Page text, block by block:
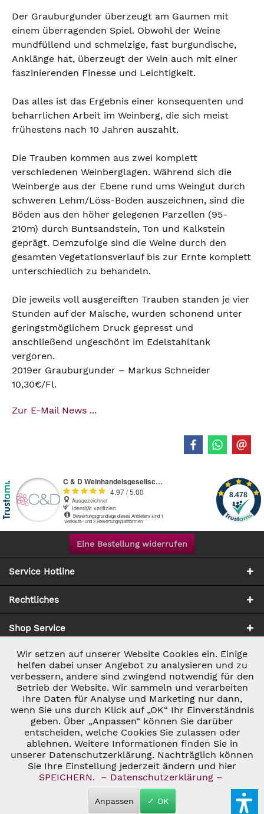
Der Grauburgunder überzeugt am Gaumen mit
einem überragenden Spiel. Obwohl der Weine
mundfüllend und schmelzige, fast burgundische,
Anklänge hat, überzeugt der Wein auch mit einer
faszinierenden Finesse und Leichtigkeit.
Das alles ist das Ergebnis einer konsequenten und
beharrlichen Arbeit im Weinberg, die sich meist
frühestens nach 10 Jahren auszahlt.
Die Trauben kommen aus zwei komplett
verschiedenen Weinberglagen. Während sich die
Weinberge aus der Ebene rund ums Weingut durch
schweren Lehm/Löss-Boden auszeichnen, sind die
Böden aus den höher gelegenen Parzellen (95-
210m) durch Buntsandstein, Ton und Kalkstein
geprägt. Demzufolge sind die Weine durch den
gesamten Vegetationsverlauf bis zur Ernte komplett
unterschiedlich zu behandeln.
Die jeweils voll ausgereiften Trauben standen je vier
Stunden auf der Maische, wurden schonend unter
geringstmöglichem Druck gepresst und
anschließend ungeschönt im Edelstahltank
vergoren.
2019er Grauburgunder – Markus Schneider
10,30€/Fl.
Zur E-Mail News ...
Eine Bestellung widerrufen
Service Hotline
Rechtliches
Shop Service
Zahlung & Versand
* ALLE PREISE INKL. GESETZL. UMSATZSTEUER ZZGL.
VERSANDKOSTEN
UND GGF. NACHNAHMEGEBÜHREN, WENN NICHT
ANDERS BESCHRIEBEN
© 2026 C&D WEINHANDEL - ALL RIGHTS RESERVED. THEME BY
THEMEWARE®
Notwendig Aktiv
Marketing Inaktiv
Tracking Inaktiv
Personalisierung Inaktiv
Wir setzen auf unserer Website Cookies ein. Einige
helfen dabei unser Angebot zu analysieren und zu
verbessern, andere sind zwingend notwendig für den
Betrieb der Website. Wir sammeln und verarbeiten
Ihre Daten für Analyse und Marketing nur dann,
wenn Sie uns durch Klick auf „OK“ Ihr Einverständnis
geben. Über „Anpassen“ können Sie darüber
entscheiden, welche Cookies Sie zulassen oder
ablehnen. Weitere Informationen finden Sie in
unserer Datenschutzerklärung. Nachträglich können
Sie Ihre Einstellung jederzeit ändern und hier
SPEICHERN.
– Datenschutzerklärung –
Anpassen ✓ OK